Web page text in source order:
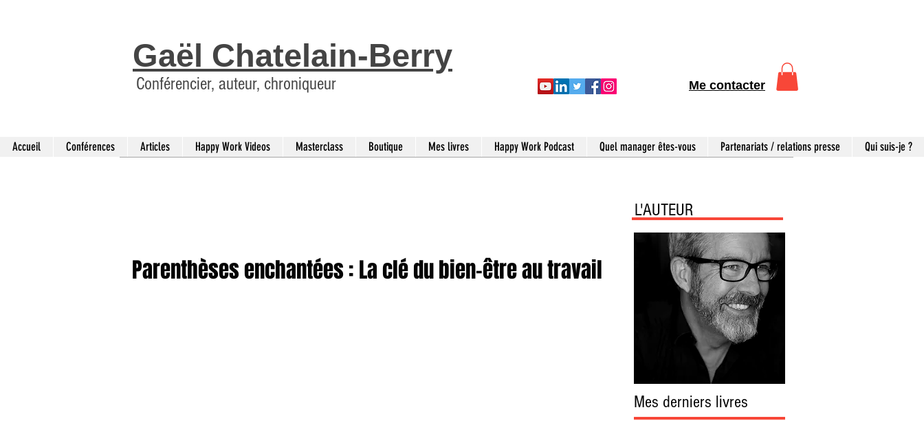
Gaël Chatelain-Berry
Conférencier, auteur, chroniqueur Me contacter
Accueil Conférences Articles Happy Work Videos Masterclass Boutique Mes livres Happy Work Podcast Quel manager êtes-vous Partenariats / relations presse Qui suis-je ?
Parenthèses enchantées : La clé du bien-être au travail
L'AUTEUR
Mes derniers livres